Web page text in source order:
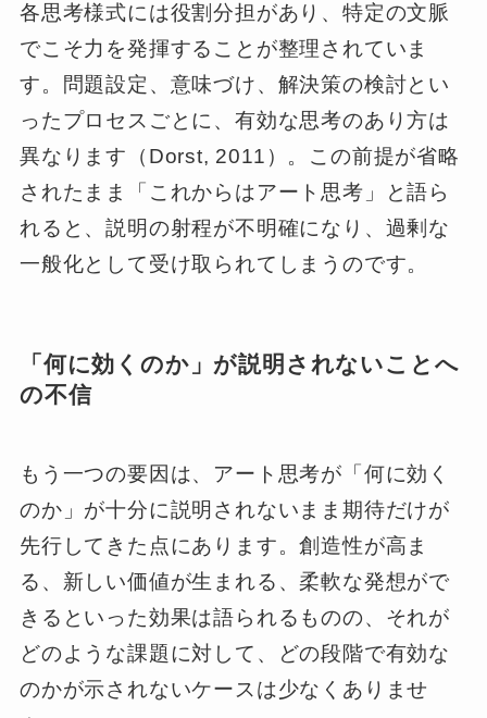
各思考様式には役割分担があり、特定の文脈
でこそ力を発揮することが整理されていま
す。問題設定、意味づけ、解決策の検討とい
ったプロセスごとに、有効な思考のあり方は
異なります（Dorst, 2011）。この前提が省略
されたまま「これからはアート思考」と語ら
れると、説明の射程が不明確になり、過剰な
一般化として受け取られてしまうのです。
「何に効くのか」が説明されないことへ
の不信
もう一つの要因は、アート思考が「何に効く
のか」が十分に説明されないまま期待だけが
先行してきた点にあります。創造性が高ま
る、新しい価値が生まれる、柔軟な発想がで
きるといった効果は語られるものの、それが
どのような課題に対して、どの段階で有効な
のかが示されないケースは少なくありませ